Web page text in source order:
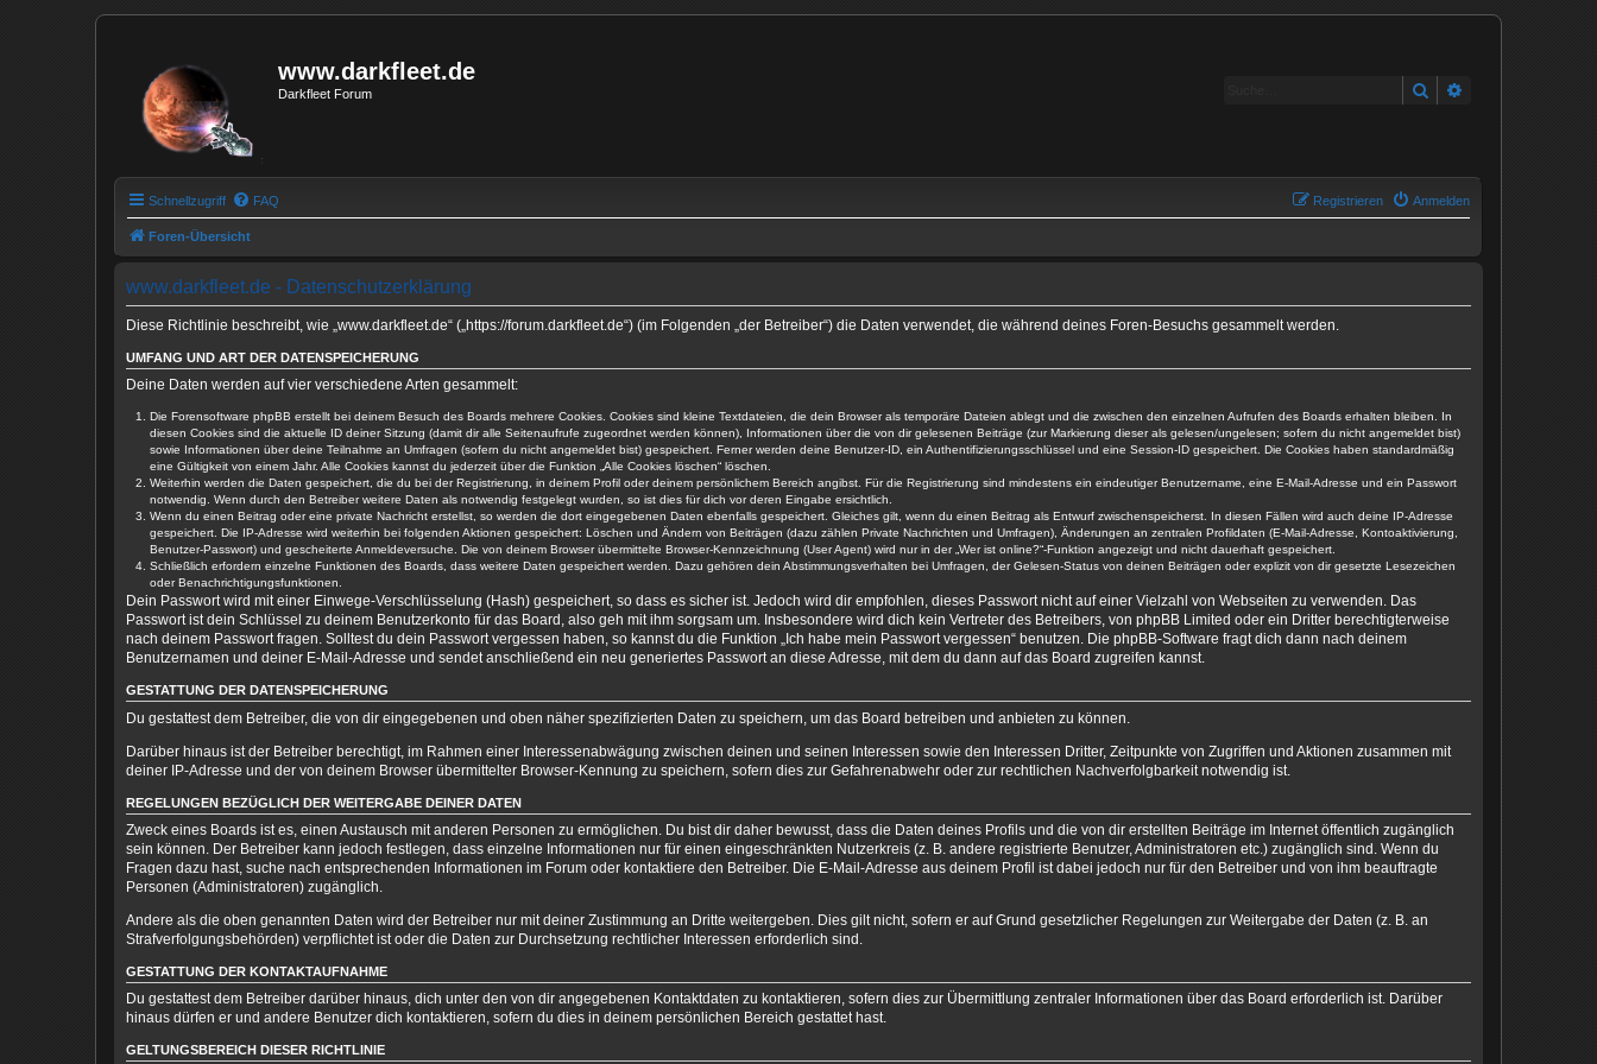
www.darkfleet.de
Darkfleet Forum Suche
Schnellzugriff FAQ Anmelden
Registrieren
Foren-Übersicht
www.darkfleet.de - Datenschutzerklärung
Diese Richtlinie beschreibt, wie „www.darkfleet.de“ („https://forum.darkfleet.de“) (im Folgenden „der Betreiber“) die Daten verwendet, die während deines Foren-Besuchs gesammelt werden.
UMFANG UND ART DER DATENSPEICHERUNG
Deine Daten werden auf vier verschiedene Arten gesammelt:
Die Forensoftware phpBB erstellt bei deinem Besuch des Boards mehrere Cookies. Cookies sind kleine Textdateien, die dein Browser als temporäre Dateien ablegt und die zwischen den einzelnen Aufrufen des Boards erhalten bleiben. In
diesen Cookies sind die aktuelle ID deiner Sitzung (damit dir alle Seitenaufrufe zugeordnet werden können), Informationen über die von dir gelesenen Beiträge (zur Markierung dieser als gelesen/ungelesen; sofern du nicht angemeldet bist)
sowie Informationen über deine Teilnahme an Umfragen (sofern du nicht angemeldet bist) gespeichert. Ferner werden deine Benutzer-ID, ein Authentifizierungsschlüssel und eine Session-ID gespeichert. Die Cookies haben standardmäßig
eine Gültigkeit von einem Jahr. Alle Cookies kannst du jederzeit über die Funktion „Alle Cookies löschen“ löschen.
Weiterhin werden die Daten gespeichert, die du bei der Registrierung, in deinem Profil oder deinem persönlichem Bereich angibst. Für die Registrierung sind mindestens ein eindeutiger Benutzername, eine E-Mail-Adresse und ein Passwort
notwendig. Wenn durch den Betreiber weitere Daten als notwendig festgelegt wurden, so ist dies für dich vor deren Eingabe ersichtlich.
Wenn du einen Beitrag oder eine private Nachricht erstellst, so werden die dort eingegebenen Daten ebenfalls gespeichert. Gleiches gilt, wenn du einen Beitrag als Entwurf zwischenspeicherst. In diesen Fällen wird auch deine IP-Adresse
gespeichert. Die IP-Adresse wird weiterhin bei folgenden Aktionen gespeichert: Löschen und Ändern von Beiträgen (dazu zählen Private Nachrichten und Umfragen), Änderungen an zentralen Profildaten (E-Mail-Adresse, Kontoaktivierung,
Benutzer-Passwort) und gescheiterte Anmeldeversuche. Die von deinem Browser übermittelte Browser-Kennzeichnung (User Agent) wird nur in der „Wer ist online?“-Funktion angezeigt und nicht dauerhaft gespeichert.
Schließlich erfordern einzelne Funktionen des Boards, dass weitere Daten gespeichert werden. Dazu gehören dein Abstimmungsverhalten bei Umfragen, der Gelesen-Status von deinen Beiträgen oder explizit von dir gesetzte Lesezeichen
oder Benachrichtigungsfunktionen.
Dein Passwort wird mit einer Einwege-Verschlüsselung (Hash) gespeichert, so dass es sicher ist. Jedoch wird dir empfohlen, dieses Passwort nicht auf einer Vielzahl von Webseiten zu verwenden. Das
Passwort ist dein Schlüssel zu deinem Benutzerkonto für das Board, also geh mit ihm sorgsam um. Insbesondere wird dich kein Vertreter des Betreibers, von phpBB Limited oder ein Dritter berechtigterweise
nach deinem Passwort fragen. Solltest du dein Passwort vergessen haben, so kannst du die Funktion „Ich habe mein Passwort vergessen“ benutzen. Die phpBB-Software fragt dich dann nach deinem
Benutzernamen und deiner E-Mail-Adresse und sendet anschließend ein neu generiertes Passwort an diese Adresse, mit dem du dann auf das Board zugreifen kannst.
GESTATTUNG DER DATENSPEICHERUNG
Du gestattest dem Betreiber, die von dir eingegebenen und oben näher spezifizierten Daten zu speichern, um das Board betreiben und anbieten zu können.
Darüber hinaus ist der Betreiber berechtigt, im Rahmen einer Interessenabwägung zwischen deinen und seinen Interessen sowie den Interessen Dritter, Zeitpunkte von Zugriffen und Aktionen zusammen mit
deiner IP-Adresse und der von deinem Browser übermittelter Browser-Kennung zu speichern, sofern dies zur Gefahrenabwehr oder zur rechtlichen Nachverfolgbarkeit notwendig ist.
REGELUNGEN BEZÜGLICH DER WEITERGABE DEINER DATEN
Zweck eines Boards ist es, einen Austausch mit anderen Personen zu ermöglichen. Du bist dir daher bewusst, dass die Daten deines Profils und die von dir erstellten Beiträge im Internet öffentlich zugänglich
sein können. Der Betreiber kann jedoch festlegen, dass einzelne Informationen nur für einen eingeschränkten Nutzerkreis (z. B. andere registrierte Benutzer, Administratoren etc.) zugänglich sind. Wenn du
Fragen dazu hast, suche nach entsprechenden Informationen im Forum oder kontaktiere den Betreiber. Die E-Mail-Adresse aus deinem Profil ist dabei jedoch nur für den Betreiber und von ihm beauftragte
Personen (Administratoren) zugänglich.
Andere als die oben genannten Daten wird der Betreiber nur mit deiner Zustimmung an Dritte weitergeben. Dies gilt nicht, sofern er auf Grund gesetzlicher Regelungen zur Weitergabe der Daten (z. B. an
Strafverfolgungsbehörden) verpflichtet ist oder die Daten zur Durchsetzung rechtlicher Interessen erforderlich sind.
GESTATTUNG DER KONTAKTAUFNAHME
Du gestattest dem Betreiber darüber hinaus, dich unter den von dir angegebenen Kontaktdaten zu kontaktieren, sofern dies zur Übermittlung zentraler Informationen über das Board erforderlich ist. Darüber
hinaus dürfen er und andere Benutzer dich kontaktieren, sofern du dies in deinem persönlichen Bereich gestattet hast.
GELTUNGSBEREICH DIESER RICHTLINIE